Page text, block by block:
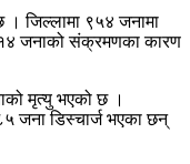
जिल्लामा ९५४ जनामा
जनाको संक्रमणका कारण
मृत्यु भएको छ ।
जना डिस्चार्ज भएका छन्